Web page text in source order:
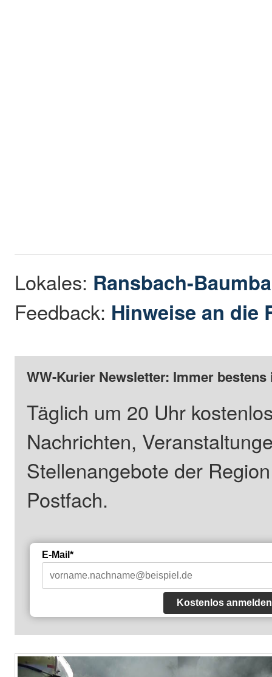
Lokales: Ransbach-
Feedback: Hinweise an die
WW-Kurier Newsletter: Immer
Täglich um 20 Uhr
Nachrichten,
Stellenangebote der
Postfach.
E-Mail*
Kostenlos anmelden